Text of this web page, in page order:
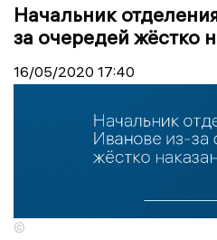
Начальник
за очередей жёстко
16/05/2020 17:40
©